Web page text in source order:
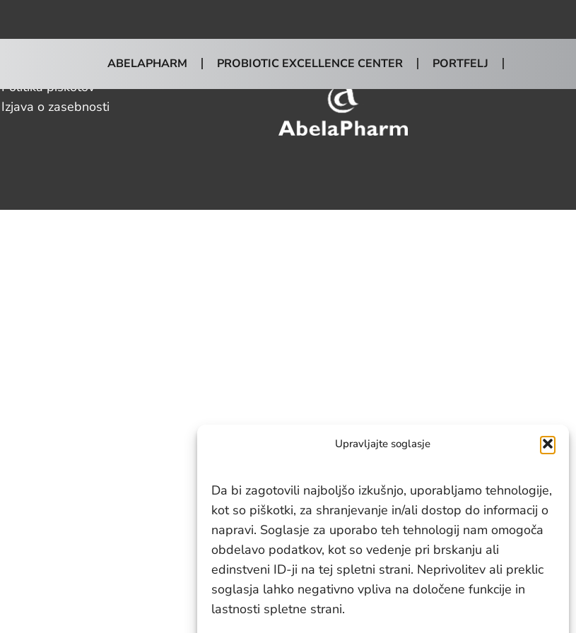
Upravljajte soglasje
Da bi zagotovili najboljšo izkušnjo, uporabljamo tehnologije,
kot so piškotki, za shranjevanje in/ali dostop do informacij o
napravi. Soglasje za uporabo teh tehnologij nam omogoča
obdelavo podatkov, kot so vedenje pri brskanju ali
edinstveni ID-ji na tej spletni strani. Neprivolitev ali preklic
soglasja lahko negativno vpliva na določene funkcije in
lastnosti spletne strani.
ABELAPHARM PROBIOTIC EXCELLENCE CENTER PORTFELJ
Politika piškotov
Izjava o zasebnosti
office@abelapharm.si